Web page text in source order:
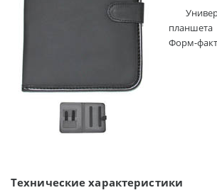
Универсальный чехол
Технические характеристики